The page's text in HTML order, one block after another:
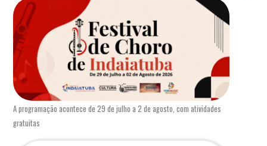
A programação acontece de 29 de julho a 2 de agosto, com atividades
gratuitas